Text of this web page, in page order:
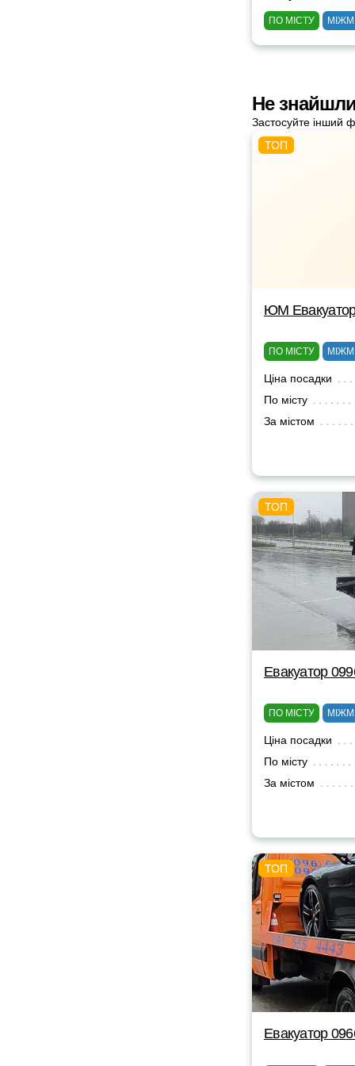
ПО МІСТУ
Не
Застосуйте інший
ЮМ
ПО МІСТУ
Ціна посадки
По місту
За містом
Евакуатор
ПО МІСТУ
Ціна посадки
По місту
За містом
Евакуатор